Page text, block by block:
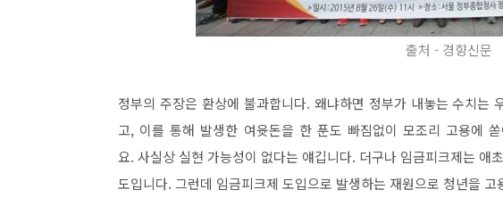
출처 - 경향신문
정부의 주장은 환상에 불과합니다. 왜냐하면 정부가 내놓는 수치는
고, 이를 통해 발생한 여윳돈을 한 푼도 빠짐없이 모조리 고용에
요. 사실상 실현 가능성이 없다는 얘깁니다. 더구나 임금피크제는 애
도입니다. 그런데 임금피크제 도입으로 발생하는 재원으로 청년을